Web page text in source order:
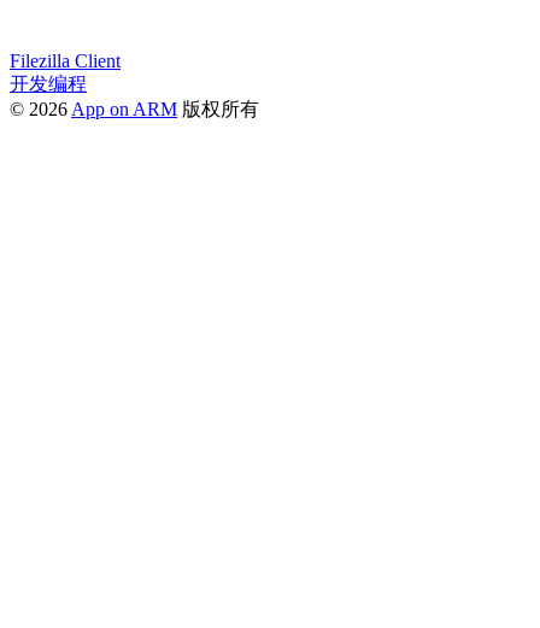
Filezilla Client
开发编程
© 2026 App on ARM 版权所有